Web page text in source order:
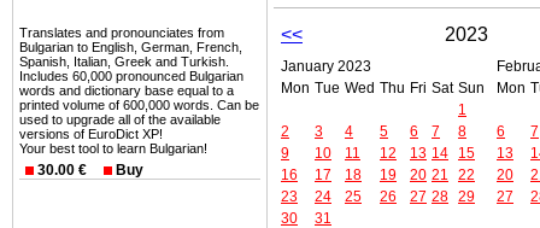
Translates and pronounciates from
Bulgarian to English, German, French,
Spanish, Italian, Greek and Turkish.
Includes 60,000 pronounced Bulgarian
words and dictionary base equal to a
printed volume of 600,000 words. Can be
used to upgrade all of the available
versions of EuroDict XP!
Your best tool to learn Bulgarian!
30.00 € Buy
<< 2023
January 2023
Mon Tue Wed Thu Fri Sat Sun
1
2
3 4 5 6 7
8
9
10 11 12 13 14
15
16
17 18 19 20 21
22
23
24 25 26 27 28 29
30
31
Mon
6
7
13
20
27